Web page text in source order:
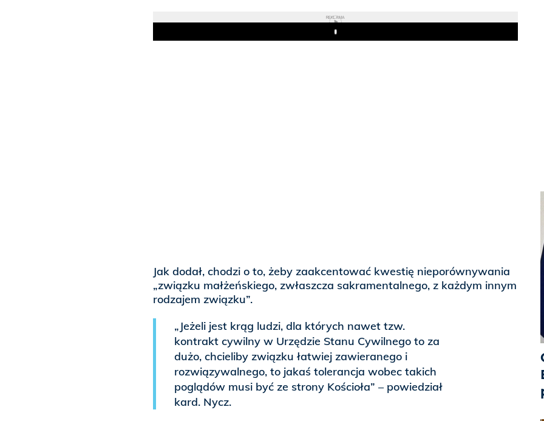
REKLAMA
Play
Jak dodał, chodzi o to, żeby zaakcentować kwestię nieporównywania
„związku małżeńskiego, zwłaszcza sakramentalnego, z każdym innym
rodzajem związku”.
„Jeżeli jest krąg ludzi, dla których nawet tzw.
kontrakt cywilny w Urzędzie Stanu Cywilnego to za
dużo, chcieliby związku łatwiej zawieranego i
rozwiązywalnego, to jakaś tolerancja wobec takich
poglądów musi być ze strony Kościoła” – powiedział
kard. Nycz.